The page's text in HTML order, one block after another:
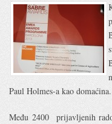
Paul Holmes-a kao domaćina.
Među 2400 prijavljenih